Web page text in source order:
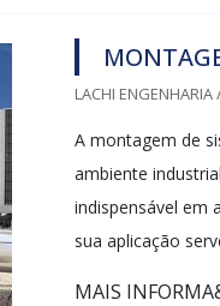
LACHI
A montagem de
ambiente
indispensável em
sua aplicação
MAIS